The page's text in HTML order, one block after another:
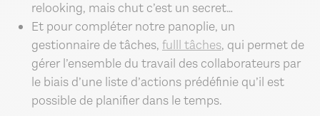
relooking, mais chut c’est un secret…
Et pour compléter notre panoplie, un
gestionnaire de tâches, fulll tâches, qui permet de
gérer l’ensemble du travail des collaborateurs par
le biais d’une liste d’actions prédéfinie qu’il est
possible de planifier dans le temps.